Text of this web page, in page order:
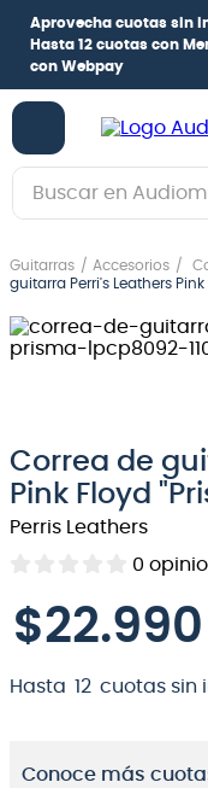
Aprovecha cuotas sin
Hasta 12 cuotas con
con Webpay
Buscar en
Guitarras Accesorios
guitarra Perri's Leathers Pink
Correa de
Pink Floyd
Perris Leathers
0
$22.990
Hasta 12 cuotas sin
Conoce más
1.
guitarra electrica
2.
bajo
guitarra
5.
amplificador
6.
teclado
7 .
guitarra
micrófono
9 .
bateria